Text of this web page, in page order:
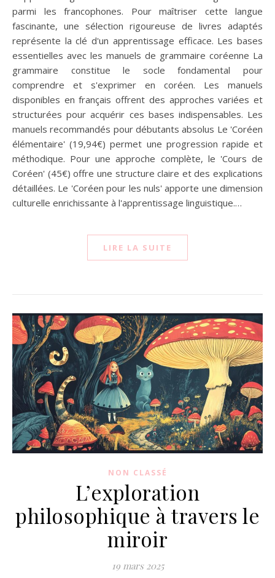
parmi les francophones. Pour maîtriser cette langue
fascinante, une sélection rigoureuse de livres adaptés
représente la clé d'un apprentissage efficace. Les bases
essentielles avec les manuels de grammaire coréenne La
grammaire constitue le socle fondamental pour
comprendre et s'exprimer en coréen. Les manuels
disponibles en français offrent des approches variées et
structurées pour acquérir ces bases indispensables. Les
manuels recommandés pour débutants absolus Le 'Coréen
élémentaire' (19,94€) permet une progression rapide et
méthodique. Pour une approche complète, le 'Cours de
Coréen' (45€) offre une structure claire et des explications
détaillées. Le 'Coréen pour les nuls' apporte une dimension
culturelle enrichissante à l'apprentissage linguistique.…
LIRE LA SUITE
NON CLASSÉ
L’exploration
philosophique à travers le
miroir
19 mars 2025